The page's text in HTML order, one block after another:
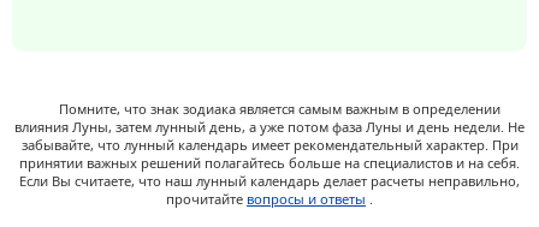
Помните, что знак зодиака является самым важным в определении
влияния Луны, затем лунный день, а уже потом фаза Луны и день недели. Не
забывайте, что лунный календарь имеет рекомендательный характер. При
принятии важных решений полагайтесь больше на специалистов и на себя.
Если Вы считаете, что наш лунный календарь делает расчеты неправильно,
прочитайте вопросы и ответы .